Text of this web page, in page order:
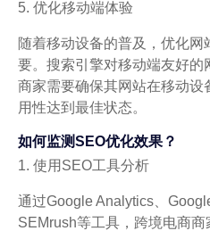
5. 优化移动端体验
随着移动设备的普及，优化
要。搜索引擎对移动端友好
商家需要确保其网站在移动设
用性达到最佳状态。
如何监测SEO优化效果？
1. 使用SEO工具分析
通过Google Analytics、
SEMrush等工具，跨境电商